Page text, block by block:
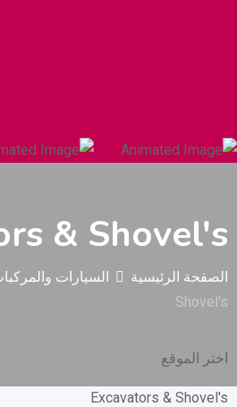
& Shovel's
الصفحة الرئيسية السيارات
Shovel's
اختر الموقع
Excavators & Shovel's